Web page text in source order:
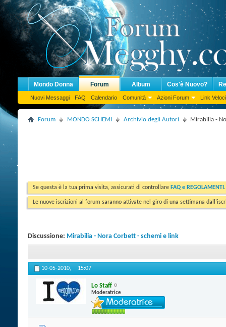
Mondo Donna Forum
Nuovi Messaggi FAQ Calendario Comunità Azioni Forum Link Veloci
Album Cos'è Nuovo?
Forum MONDO SCHEMI Archivio degli Autori Mirabilia -
Se questa è la tua prima visita, assicurati di controllare FAQ e REGOLAMENTI
Le nuove iscrizioni al forum saranno attivate nel giro di una settimana
Discussione: Mirabilia - Nora Corbett - schemi e link
10-05-2010, 15:07
Lo Staff
Moderatrice